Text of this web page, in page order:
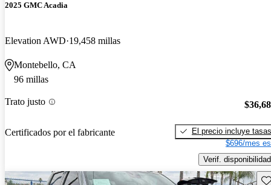
2025 GMC Acadia
Elevation AWD 19,458 millas
Montebello, CA
96 millas
Trato justo
Certificados por el fabricante
El precio incluye tasas
$696/mes
Verif. disponibilidad